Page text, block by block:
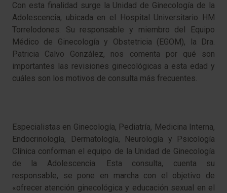
Con esta finalidad surge la Unidad de Ginecología de la
Adolescencia, ubicada en el Hospital Universitario HM
Torrelodones. Su responsable y miembro del Equipo
Médico de Ginecología y Obstetricia (EGOM), la Dra.
Patricia Calvo González, nos comenta por qué son
importantes las revisiones ginecológicas a esta edad y
cuáles son los motivos de consulta más frecuentes.
Especialistas en Ginecología, Pediatría, Medicina Interna,
Endocrinología, Dermatología, Neurología y Psicología
Clínica conforman el equipo de la Unidad de Ginecología
de la Adolescencia. Esta consulta, cuenta su
responsable, se pone en marcha con el objetivo de
«ofrecer atención ginecológica y educación sexual en el